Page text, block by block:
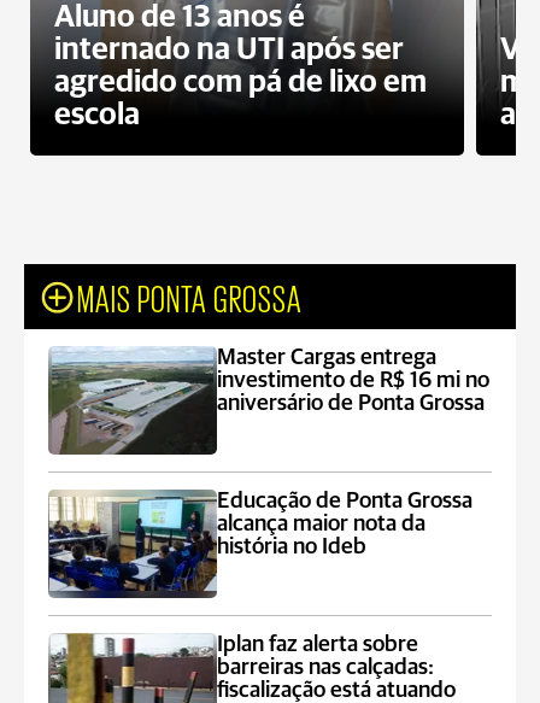
Aluno de 13 anos é
internado na UTI após ser
agredido com pá de lixo em
escola
a
MAIS PONTA GROSSA
Master Cargas entrega
investimento de R$ 16 mi no
aniversário de Ponta Grossa
Educação de Ponta Grossa
alcança maior nota da
história no Ideb
Iplan faz alerta sobre
barreiras nas calçadas:
fiscalização está atuando